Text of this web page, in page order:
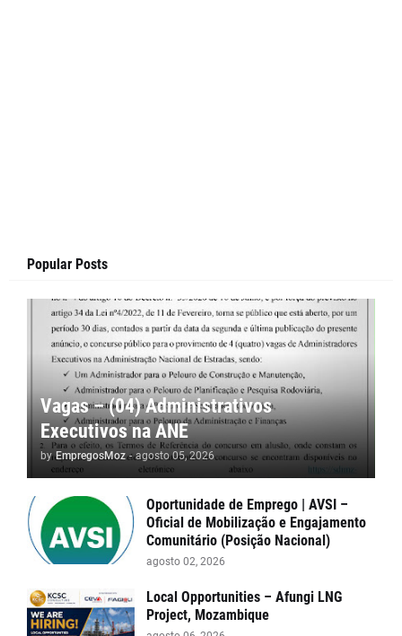
Popular Posts
Vagas – (04) Administrativos
Executivos na ANE
by EmpregosMoz - agosto 05, 2026
Oportunidade de Emprego | AVSI –
Oficial de Mobilização e Engajamento
Comunitário (Posição Nacional)
agosto 02, 2026
Local Opportunities – Afungi LNG
Project, Mozambique